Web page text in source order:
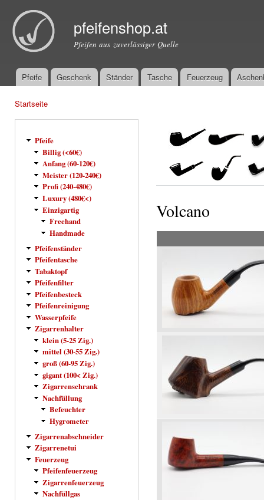
pfeifenshop.at
Pfeifen aus zuverlässiger Quelle
Hauptmenü
Pfeife Geschenk Ständer Tasche Feuerzeug
Startseite
Pfeife
Billig (<60€)
Anfang (60-120€)
Meister (120-240€)
Profi (240-480€)
Luxury (480€<)
Einzigartig
Freehand
Handmade
Pfeifenständer
Pfeifentasche
Tabaktopf
Pfeifenfilter
Pfeifenbesteck
Pfeifenreinigung
Wasserpfeife
Zigarrenhalter
klein (5-25 Zig.)
mittel (30-55 Zig.)
groß (60-95 Zig.)
gigant (100< Zig.)
Zigarrenschrank
Nachfüllung
Befeuchter
Hygrometer
Zigarrenabschneider
Zigarrenetui
Feuerzeug
Pfeifenfeuerzeug
Zigarrenfeuerzeug
Nachfüllgas
Volcano